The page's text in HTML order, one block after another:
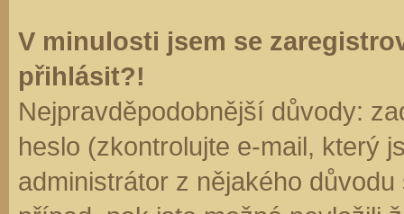
V minulosti jsem se
přihlásit?!
Nejpravděpodobnější důvody:
heslo (zkontrolujte e-mail, který
administrátor z nějakého